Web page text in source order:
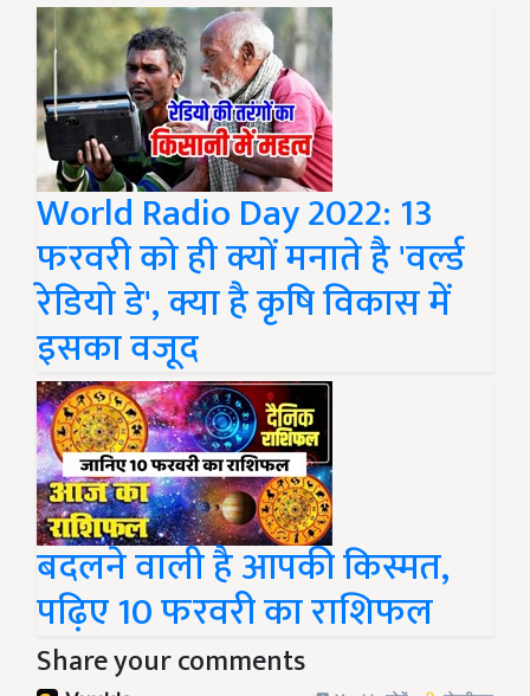
World Radio Day 2022: 13
फरवरी को ही क्यों मनाते है 'वर्ल्ड
रेडियो डे', क्या है कृषि विकास में
इसका वजूद
बदलने वाली है आपकी किस्मत,
पढ़िए 10 फरवरी का राशिफल
Share your comments